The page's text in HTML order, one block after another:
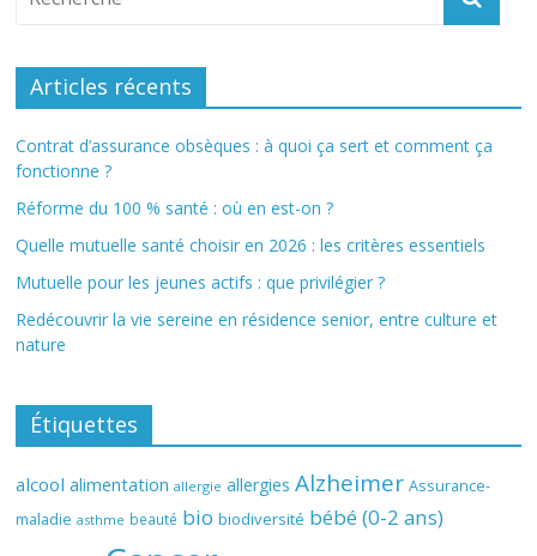
Articles récents
Contrat d’assurance obsèques : à quoi ça sert et comment ça
fonctionne ?
Réforme du 100 % santé : où en est-on ?
Quelle mutuelle santé choisir en 2026 : les critères essentiels
Mutuelle pour les jeunes actifs : que privilégier ?
Redécouvrir la vie sereine en résidence senior, entre culture et
nature
Étiquettes
alcool alimentation allergie allergies Alzheimer Assurance-
maladie asthme beauté bio biodiversité bébé (0-2 ans)